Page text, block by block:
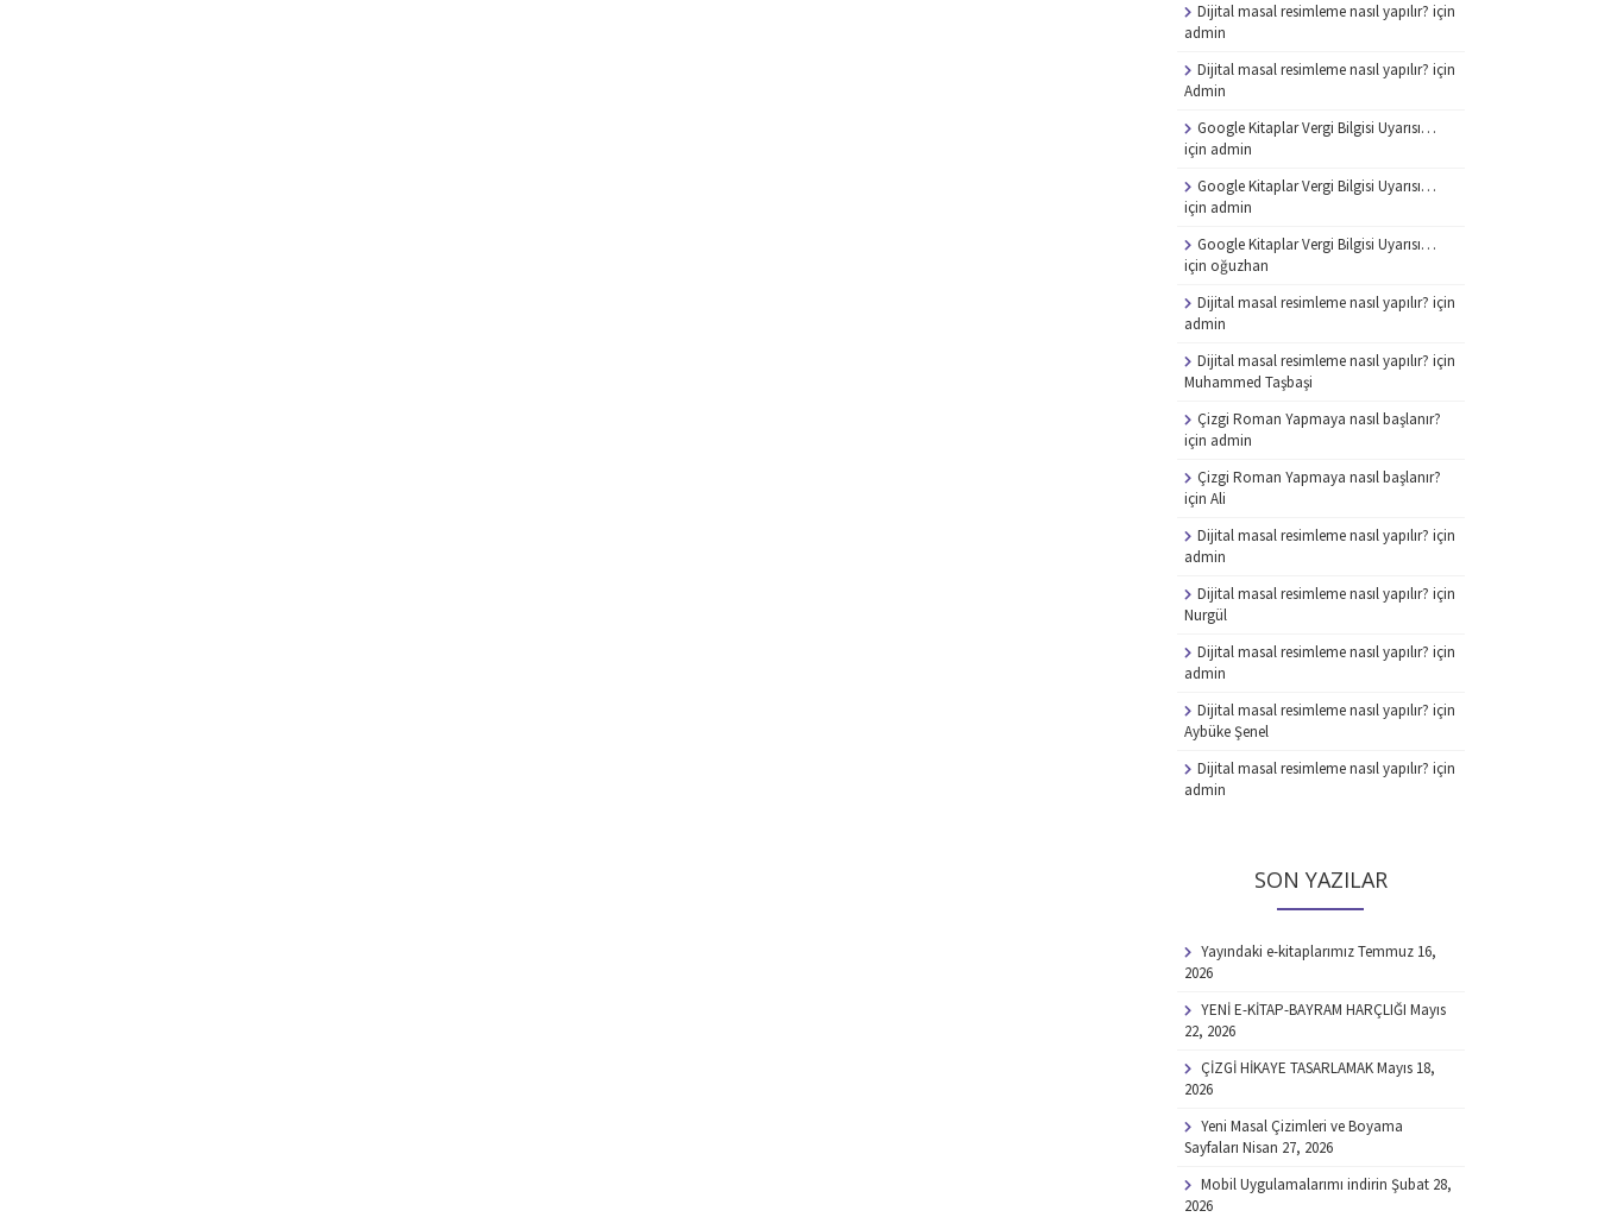
Dijital masal resimleme nasıl yapılır? için
admin
Dijital masal resimleme nasıl yapılır? için
Admin
Google Kitaplar Vergi Bilgisi Uyarısı…
için admin
Google Kitaplar Vergi Bilgisi Uyarısı…
için admin
Google Kitaplar Vergi Bilgisi Uyarısı…
için oğuzhan
Dijital masal resimleme nasıl yapılır? için
admin
Dijital masal resimleme nasıl yapılır? için
Muhammed Taşbaşi
Çizgi Roman Yapmaya nasıl başlanır?
için admin
Çizgi Roman Yapmaya nasıl başlanır?
için Ali
Dijital masal resimleme nasıl yapılır? için
admin
Dijital masal resimleme nasıl yapılır? için
Nurgül
Dijital masal resimleme nasıl yapılır? için
admin
Dijital masal resimleme nasıl yapılır? için
Aybüke Şenel
Dijital masal resimleme nasıl yapılır? için
admin
SON YAZILAR
Yayındaki e-kitaplarımız Temmuz 16,
2026
YENİ E-KİTAP-BAYRAM HARÇLIĞI Mayıs
22, 2026
ÇİZGİ HİKAYE TASARLAMAK Mayıs 18,
2026
Yeni Masal Çizimleri ve Boyama
Sayfaları Nisan 27, 2026
Mobil Uygulamalarımı indirin Şubat 28,
2026